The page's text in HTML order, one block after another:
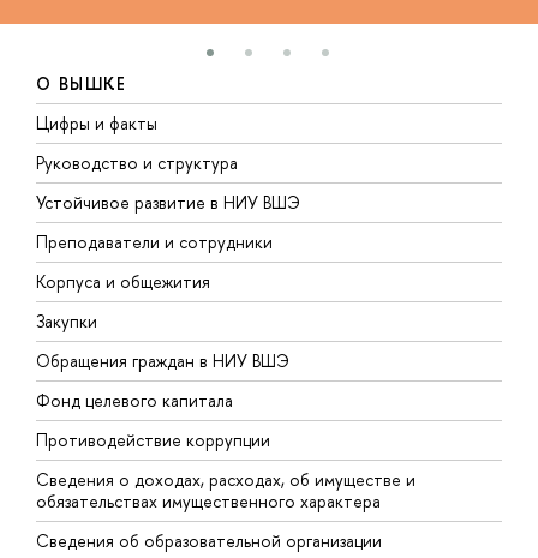
О ВЫШКЕ
Цифры и факты
Руководство и структура
Устойчивое развитие в НИУ ВШЭ
Преподаватели и сотрудники
Корпуса и общежития
Закупки
Обращения граждан в НИУ ВШЭ
Фонд целевого капитала
Противодействие коррупции
Сведения о доходах, расходах, об имуществе и
обязательствах имущественного характера
Сведения об образовательной организации